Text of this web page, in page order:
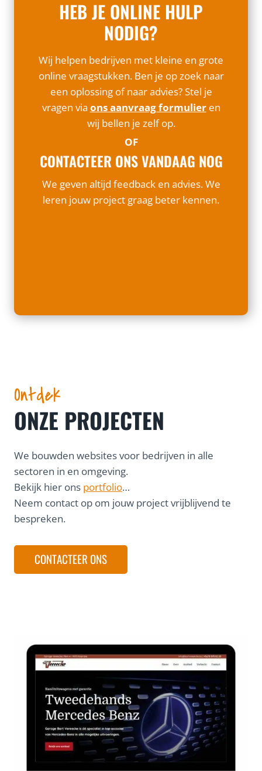
HEB JE ONLINE HULP
NODIG?
Wij helpen bedrijven met kleine en grote
online vraagstukken. Ben je op zoek naar
een oplossing of naar advies? Stel je
vragen via ons aanvraag formulieren
wij bellen je zelf op.
OF
CONTACTEER ONS VANDAAG NOG
We geven altijd feedback en advies. We
leren jouw project graag beter kennen.
Ontdek
ONZE PROJECTEN
We bouwden websites voor bedrijven in alle
sectoren in en omgeving.
Bekijk hier ons portfolio…
Neem contact op om jouw project vrijblijvend te
bespreken.
CONTACTEER ONS